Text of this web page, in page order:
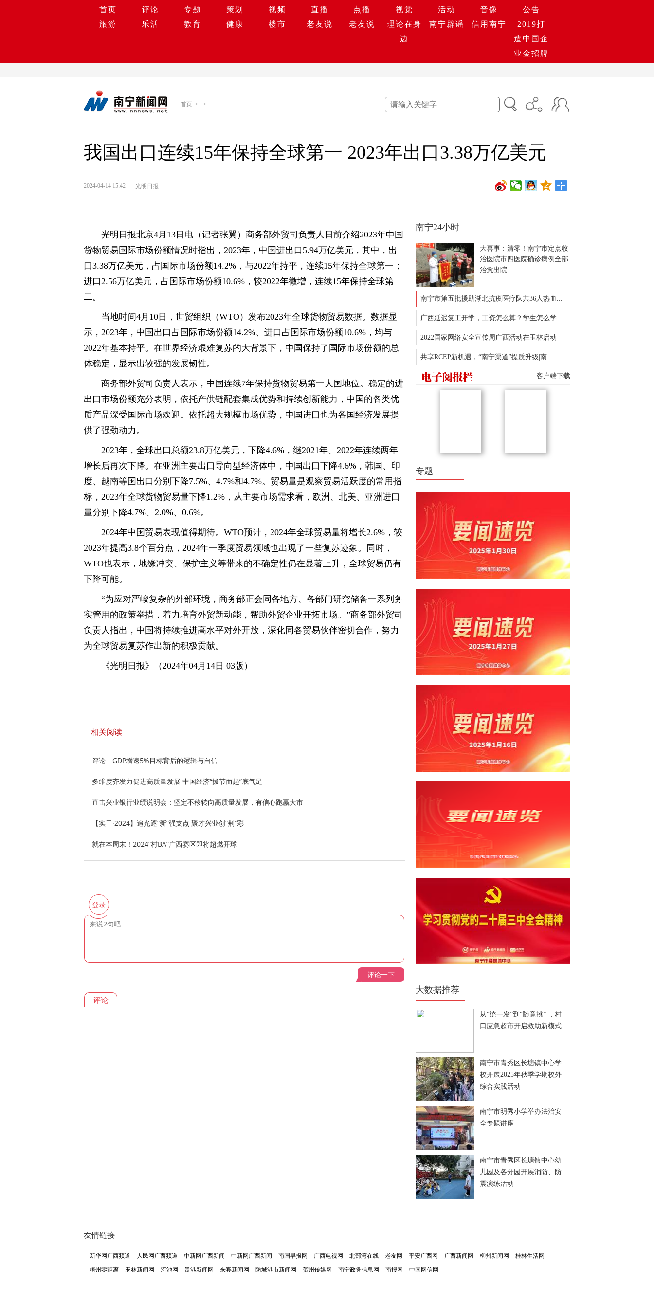
首页 评论 专题 策划 视频 直播 点播 视觉 活动 音像
公告
旅游
乐活 教育 健康 楼市 老友说 老友说
理论在身
边
南宁辟谣 信用南宁
2019打
造中国企
业金招牌
首页 > >
我国出口连续15年保持全球第一 2023年出口3.38万亿美元
2024-04-14 15:42 光明日报
光明日报北京4月13日电（记者张翼）商务部外贸司负责人日前介绍2023年中国
货物贸易国际市场份额情况时指出，2023年，中国进出口5.94万亿美元，其中，出
口3.38万亿美元，占国际市场份额14.2%，与2022年持平，连续15年保持全球第一；
进口2.56万亿美元，占国际市场份额10.6%，较2022年微增，连续15年保持全球第
二。
当地时间4月10日，世贸组织（WTO）发布2023年全球货物贸易数据。数据显
示，2023年，中国出口占国际市场份额14.2%、进口占国际市场份额10.6%，均与
2022年基本持平。在世界经济艰难复苏的大背景下，中国保持了国际市场份额的总
体稳定，显示出较强的发展韧性。
商务部外贸司负责人表示，中国连续7年保持货物贸易第一大国地位。稳定的进
出口市场份额充分表明，依托产供链配套集成优势和持续创新能力，中国的各类优
质产品深受国际市场欢迎。依托超大规模市场优势，中国进口也为各国经济发展提
供了强劲动力。
2023年，全球出口总额23.8万亿美元，下降4.6%，继2021年、2022年连续两年
增长后再次下降。在亚洲主要出口导向型经济体中，中国出口下降4.6%，韩国、印
度、越南等国出口分别下降7.5%、4.7%和4.7%。贸易量是观察贸易活跃度的常用指
标，2023年全球货物贸易量下降1.2%，从主要市场需求看，欧洲、北美、亚洲进口
量分别下降4.7%、2.0%、0.6%。
2024年中国贸易表现值得期待。WTO预计，2024年全球贸易量将增长2.6%，较
2023年提高3.8个百分点，2024年一季度贸易领域也出现了一些复苏迹象。同时，
WTO也表示，地缘冲突、保护主义等带来的不确定性仍在显著上升，全球贸易仍有
下降可能。
“为应对严峻复杂的外部环境，商务部正会同各地方、各部门研究储备一系列务
实管用的政策举措，着力培育外贸新动能，帮助外贸企业开拓市场。”商务部外贸司
负责人指出，中国将持续推进高水平对外开放，深化同各贸易伙伴密切合作，努力
为全球贸易复苏作出新的积极贡献。
《光明日报》（2024年04月14日 03版）
相关阅读
评论｜GDP增速5%目标背后的逻辑与自信
多维度齐发力促进高质量发展 中国经济“拔节而起”底气足
直击兴业银行业绩说明会：坚定不移转向高质量发展，有信心跑赢大市
【实干·2024】追光逐“新”强支点 聚才兴业创“荆”彩
就在本周末！2024“村BA”广西赛区即将超燃开球
登录
评论一下
评论
南宁24小时
大喜事：清零！南宁市定点收
治医院市四医院确诊病例全部
治愈出院
南宁市第五批援助湖北抗疫医疗队共36人热血...
广西延迟复工开学，工资怎么算？学生怎么学...
2022国家网络安全宣传周广西活动在玉林启动
共享RCEP新机遇，“南宁渠道”提质升级|南...
客户端下载
专题
大数据推荐
从“统一发”到“随意挑” ，村
口应急超市开启救助新模式
南宁市青秀区长塘镇中心学
校开展2025年秋季学期校外
综合实践活动
南宁市明秀小学举办法治安
全专题讲座
南宁市青秀区长塘镇中心幼
儿园及各分园开展消防、防
震演练活动
友情链接
新华网广西频道 人民网广西频道 中新网广西新闻 中新网广西新闻 南国早报网 广西电视网 北部湾在线 老友网 平安广西网 广西新闻网 柳州新闻网
桂林生活网
梧州零距离
玉林新闻网 河池网 贵港新闻网 来宾新闻网 防城港市新闻网 贺州传媒网 南宁政务信息网 南报网 中国网信网